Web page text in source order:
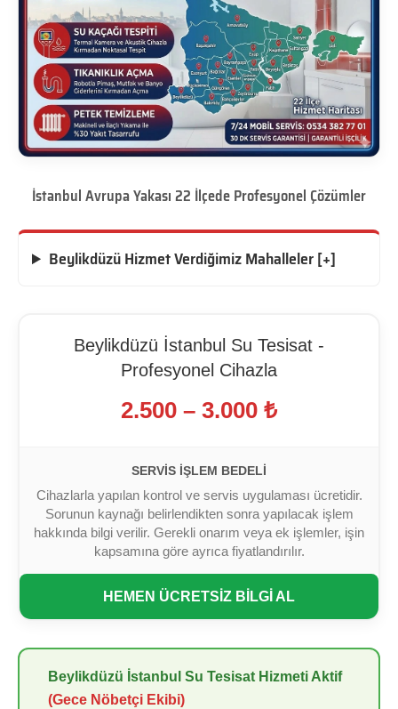
İstanbul Avrupa Yakası 22 İlçede Profesyonel Çözümler
Beylikdüzü Hizmet Verdiğimiz Mahalleler [+]
Beylikdüzü İstanbul Su Tesisat -
Profesyonel Cihazla
2.500 – 3.000 ₺
SERVIS İŞLEM BEDELI
Cihazlarla yapılan kontrol ve servis uygulaması ücretidir.
Sorunun kaynağı belirlendikten sonra yapılacak işlem
hakkında bilgi verilir. Gerekli onarım veya ek işlemler, işin
kapsamına göre ayrıca fiyatlandırılır.
HEMEN ÜCRETSİZ BİLGİ AL
Beylikdüzü İstanbul Su Tesisat Hizmeti Aktif
(Gece Nöbetçi Ekibi)